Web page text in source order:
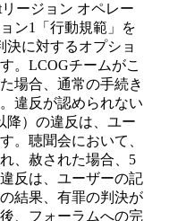
ージョン オペレー
ン1「行動規範」を
決に対するオプショ
。LCOGチームがこ
場合、通常の手続き
違反が認められない
降）の違反は、ユー
。聴聞会において、
、赦された場合、5
反は、ユーザーの記
結果、有罪の判決が
、フォーラムへの完